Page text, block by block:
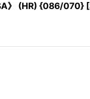
》 (HR) {086/070}